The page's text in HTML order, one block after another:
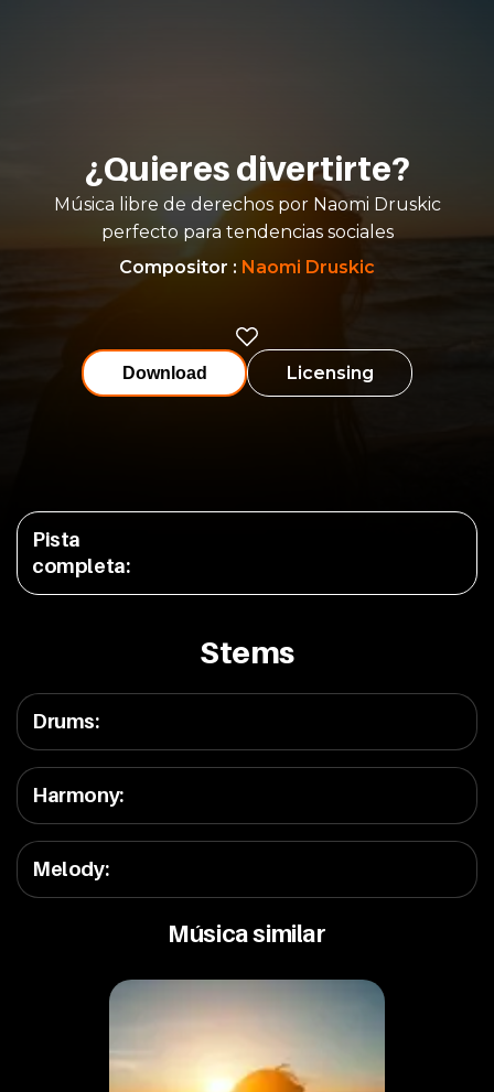
¿Quieres divertirte?
Música libre de derechos por Naomi Druskic
perfecto para tendencias sociales
Compositor : Naomi Druskic
Download Licensing
Pista
completa:
Stems
Drums:
Harmony:
Melody:
Música similar